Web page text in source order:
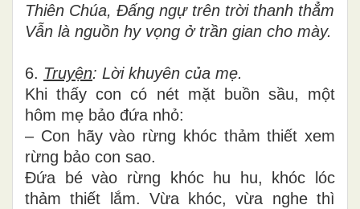
Thiên Chúa, Đấng ngự trên trời thanh thẳm
Vẫn là nguồn hy vọng ở trần gian cho mày.
6. Truyện: Lời khuyên của mẹ.
Khi thấy con có nét mặt buồn sầu, một
hôm mẹ bảo đứa nhỏ:
– Con hãy vào rừng khóc thảm thiết xem
rừng bảo con sao.
Đứa bé vào rừng khóc hu hu, khóc lóc
thảm thiết lắm. Vừa khóc, vừa nghe thì